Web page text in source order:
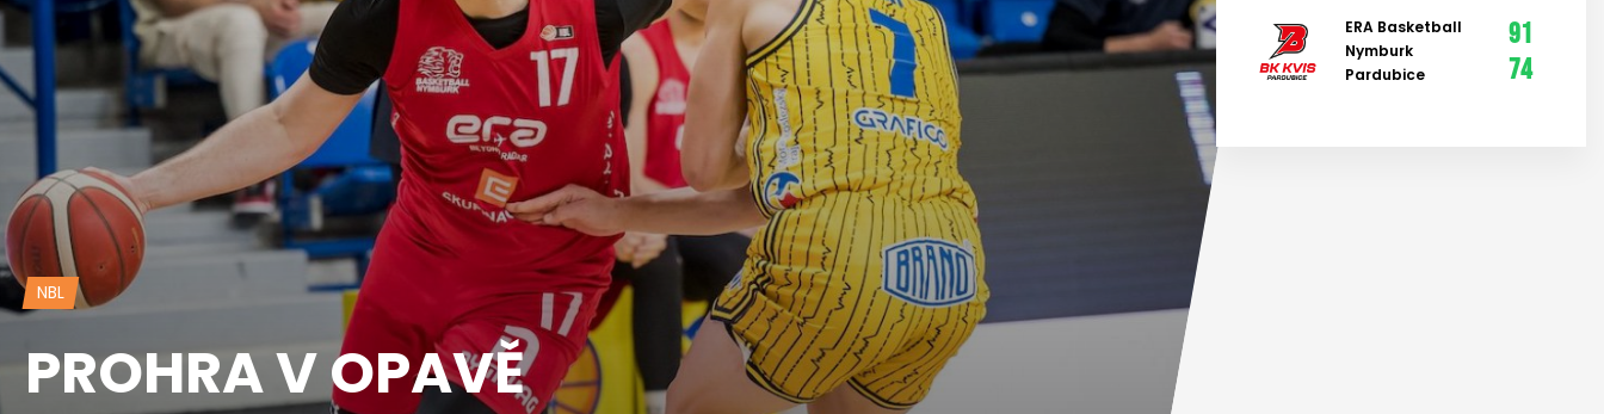
NBL
PROHRA V OPAVĚ
ERA Basketball
Nymburk
Pardubice
91
74